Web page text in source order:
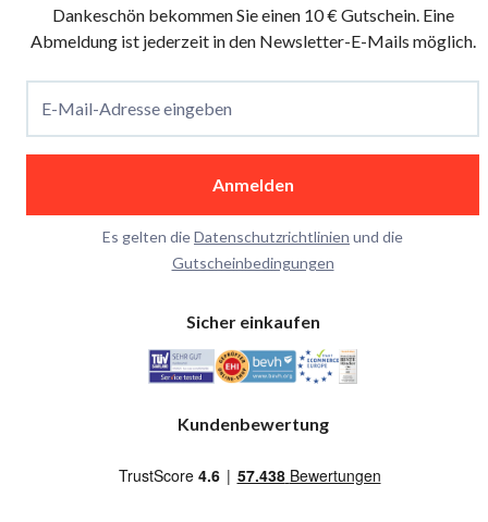
Dankeschön bekommen Sie einen 10 € Gutschein. Eine
Abmeldung ist jederzeit in den Newsletter-E-Mails möglich.
E-Mail-Adresse eingeben
Anmelden
Es gelten dieDatenschutzrichtlinien und die
Gutscheinbedingungen
Sicher einkaufen
Kundenbewertung